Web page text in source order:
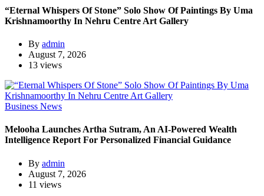
“Eternal Whispers Of Stone” Solo Show Of Paintings By Uma
Krishnamoorthy In Nehru Centre Art Gallery
By admin
August 7, 2026
13 views
Business News
Melooha Launches Artha Sutram, An AI-Powered Wealth
Intelligence Report For Personalized Financial Guidance
By admin
August 7, 2026
11 views